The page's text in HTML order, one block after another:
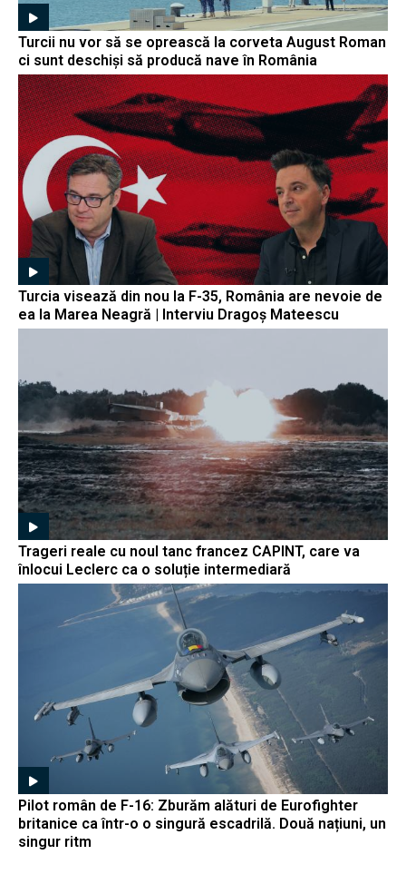
Turcii nu vor să se oprească la corveta August Roman
ci sunt deschiși să producă nave în România
Turcia visează din nou la F-35, România are nevoie de
ea la Marea Neagră | Interviu Dragoș Mateescu
Trageri reale cu noul tanc francez CAPINT, care va
înlocui Leclerc ca o soluție intermediară
Pilot român de F-16: Zburăm alături de Eurofighter
britanice ca într-o o singură escadrilă. Două națiuni, un
singur ritm